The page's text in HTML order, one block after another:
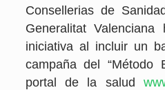
Consellerias de
Generalitat
iniciativa al incluir un
campaña del “Método
portal de la salud